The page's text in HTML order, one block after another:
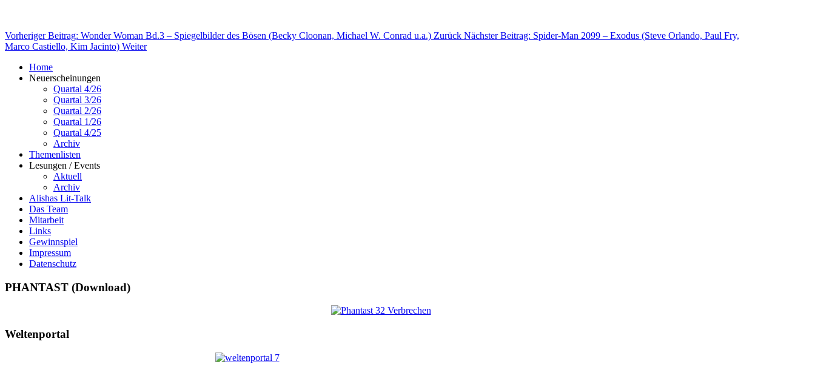
Vorheriger Beitrag: Wonder Woman Bd.3 – Spiegelbilder des Bösen (Becky Cloonan, Michael W. Conrad u.a.) Zurück Nächster Beitrag: Spider-Man 2099 – Exodus (Steve Orlando, Paul Fry,
Marco Castiello, Kim Jacinto) Weiter
Home
Neuerscheinungen
Quartal 4/26
Quartal 3/26
Quartal 2/26
Quartal 1/26
Quartal 4/25
Archiv
Themenlisten
Lesungen / Events
Aktuell
Archiv
Alishas Lit-Talk
Das Team
Mitarbeit
Links
Gewinnspiel
Impressum
Datenschutz
PHANTAST (Download)
Weltenportal